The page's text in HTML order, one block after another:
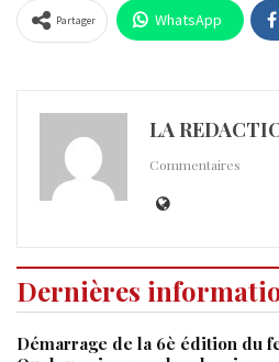
Partager WhatsApp
LA
Commentaires
Dernières
Démarrage de la 6è édition du